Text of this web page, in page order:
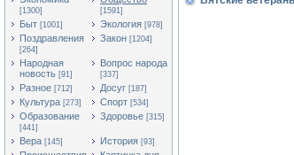
[1300] [1591]
Быт [1001] Экология [978]
Поздравления
[264]
Закон [1204]
Народная
новость [91]
Вопрос народа
[337]
Разное [712] Досуг [187]
Культура [273] Спорт [534]
Образование
[441]
Здоровье [315]
Вера [145] История [93]